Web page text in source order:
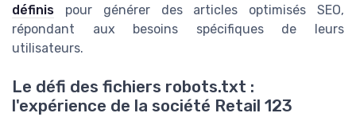
définis pour générer des articles optimisés SEO,
répondant aux besoins spécifiques de leurs
utilisateurs.
Le défi des fichiers robots.txt :
l'expérience de la société Retail 123